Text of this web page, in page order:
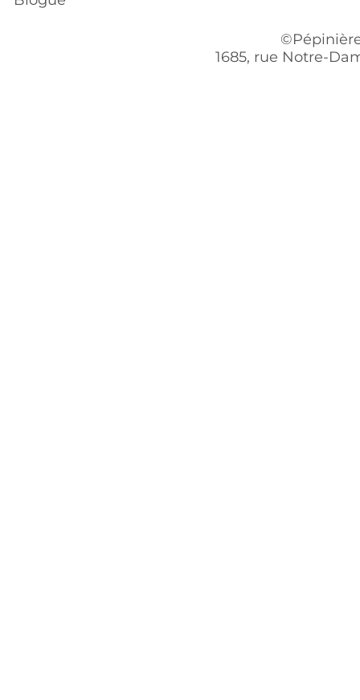
1685, rue Notre-